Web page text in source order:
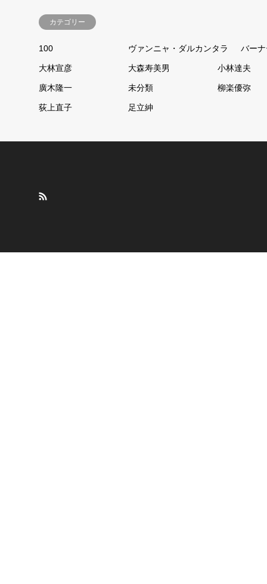
カテゴリー
100 ヴァンニャ・ダルカンタラ バー
大林宣彦 大森寿美男 小林達夫
廣木隆一 未分類 柳楽優弥
荻上直子 足立紳